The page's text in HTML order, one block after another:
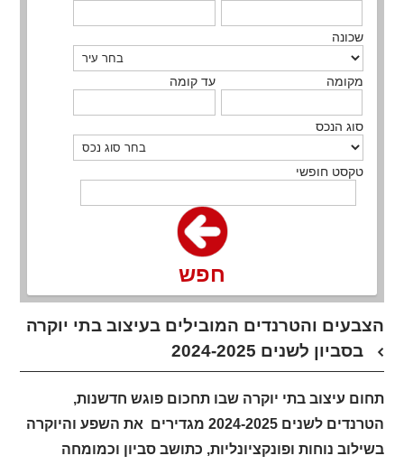
שכונה
מקומה עד קומה
סוג הנכס
טקסט חופשי
חפש
הצבעים והטרנדים המובילים בעיצוב בתי יוקרה
בסביון לשנים 2024-2025
תחום עיצוב בתי יוקרה שבו תחכום פוגש חדשנות,
הטרנדים לשנים 2024-2025 מגדירים את השפע והיוקרה
בשילוב נוחות ופונקציונליות, כתושב סביון וכמומחה